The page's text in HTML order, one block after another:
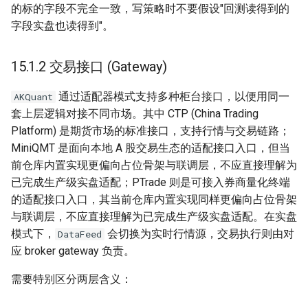
覆盖面不同
15.12 量化团队协作 (Team
Collaboration)
本章小结
必须掌握
理解即可
实践提醒
主线推进
的标的字段不完全一致，写策略时不要假设"回测读得到的
字段实盘也读得到"。
15.1.2 交易接口 (Gateway)
AKQuant 通过适配器模式支持多种柜台接口，以便用同一
套上层逻辑对接不同市场。其中 CTP (China Trading
Platform) 是期货市场的标准接口，支持行情与交易链路；
MiniQMT 是面向本地 A 股交易生态的适配接口入口，但当
前仓库内置实现更偏向占位骨架与联调层，不应直接理解为
已完成生产级实盘适配；PTrade 则是可接入券商量化终端
的适配接口入口，其当前仓库内置实现同样更偏向占位骨架
与联调层，不应直接理解为已完成生产级实盘适配。在实盘
模式下，
DataFeed 会切换为实时行情源，交易执行则由对
应 broker gateway 负责。
需要特别区分两层含义：